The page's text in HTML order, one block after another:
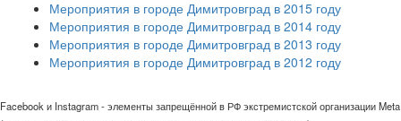
Мероприятия в городе Димитровград в 2015 году
Мероприятия в городе Димитровград в 2014 году
Мероприятия в городе Димитровград в 2013 году
Мероприятия в городе Димитровград в 2012 году
Facebook и Instagram - элементы запрещённой в РФ экстремистской организации Meta